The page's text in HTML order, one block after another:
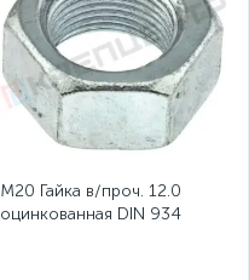
М20 Гайка в/проч. 12.0
оцинкованная DIN 934